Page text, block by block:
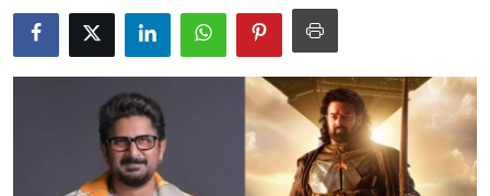
Astrology
Politics